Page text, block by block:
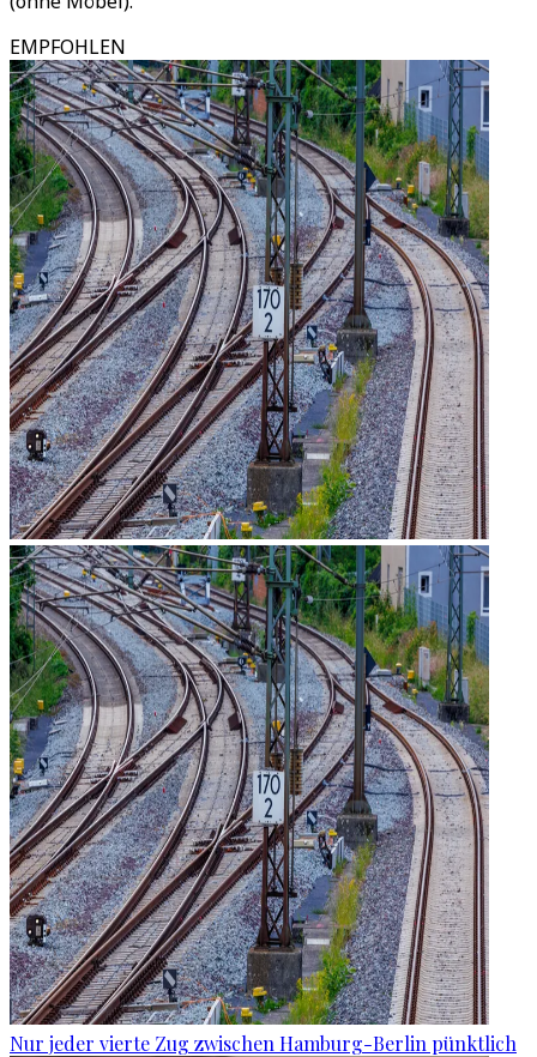
EMPFOHLEN
Nur jeder vierte Zug zwischen Hamburg-Berlin pünktlich